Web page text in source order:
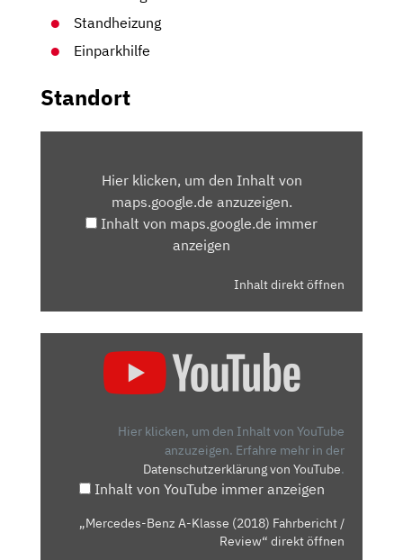
Standheizung
Einparkhilfe
Standort
MAPS.GOOGLE.DEHier klicken, um den Inhalt von
maps.google.de anzuzeigen.
Inhalt von maps.google.de immer
anzeigen
Inhalt direkt öffnen
REVIEW“
Hier klicken, um den Inhalt von YouTube
anzuzeigen. Erfahre mehr in der
Datenschutzerklärung von YouTube.
Inhalt von YouTube immer anzeigen
„Mercedes-Benz A-Klasse (2018) Fahrbericht /
Review“ direkt öffnen